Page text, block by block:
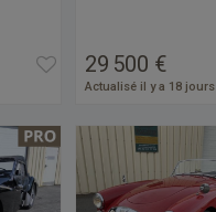
29 500 €
Actualisé il y a 18 jours